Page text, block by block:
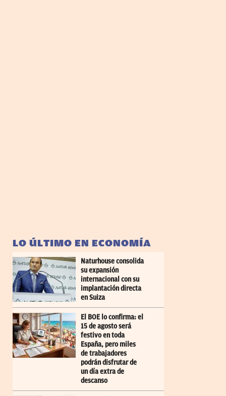
LO ÚLTIMO EN ECONOMÍA
Naturhouse consolida
su expansión
internacional con su
implantación directa
en Suiza
El BOE lo confirma: el
15 de agosto será
festivo en toda
España, pero miles
de trabajadores
podrán disfrutar de
un día extra de
descanso